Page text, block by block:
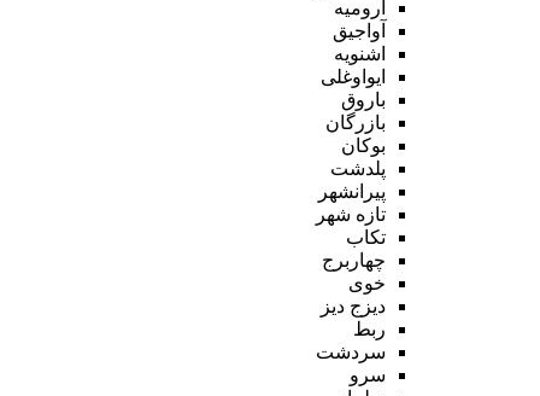
ارومیه
آواجیق
اشنویه
ایواوغلی
باروق
بازرگان
بوکان
پلدشت
پیرانشهر
تازه شهر
تکاب
چهاربرج
خوی
دیزج دیز
ربط
سردشت
سرو